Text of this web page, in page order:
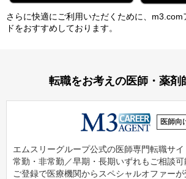
さらに快適にご利⽤いただくために、m3.com
ドをおすすめしております。
転職をお考えの医師・薬剤
医師向
エムスリーグループ公式の医師専門転職サイ
常勤・非常勤／早期・長期いずれもご相談可
ご登録で医療機関からスペシャルオファーが